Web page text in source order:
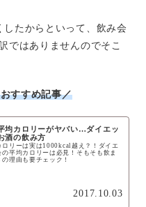
たからといって、飲み会
ではありませんのでそこ
すすめ記事／
均カロリーがヤバい…ダイエッ
酒の飲み方
ロリーは実は1000kcal越え？！ダイエ
の平均カロリーは必見！そもそも飲ま
理由も要チェック！
2017.10.03